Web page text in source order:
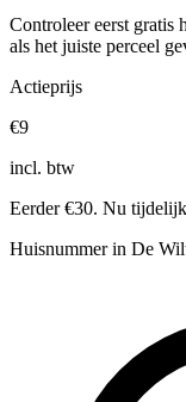
Controleer eerst gratis
als het juiste perceel
Actieprijs
€9
incl. btw
Eerder €30. Nu
Huisnummer in De